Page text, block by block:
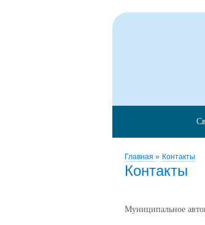
Главная » Контакты
Контакты
Муниципальное